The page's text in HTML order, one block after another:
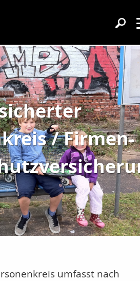
/ Firmen-
umfasst nach